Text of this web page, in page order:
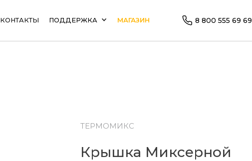
КОНТАКТЫ ПОДДЕРЖКА МАГАЗИН 8 800 555 69 69
ТЕРМОМИКС
Крышка Миксерной